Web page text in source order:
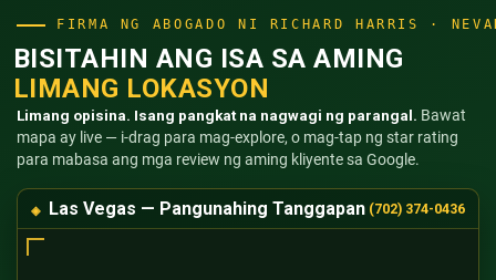
FIRMA NG ABOGADO NI RICHARD HARRIS ·
BISITAHIN ANG ISA SA AMING
LIMANG LOKASYON
Limang opisina. Isang pangkat na nagwagi ng parangal. Bawat
mapa ay live — i-drag para mag-explore, o mag-tap ng star rating
para mabasa ang mga review ng aming kliyente sa Google.
Las Vegas — Pangunahing Tanggapan (702) 374-0436